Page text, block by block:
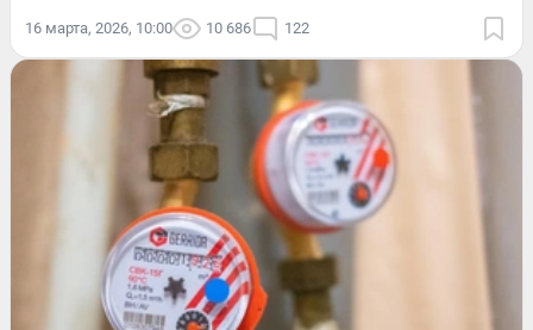
16 марта, 2026, 10:00 10 686 122